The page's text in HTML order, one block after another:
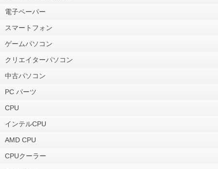
電子ペーパー
スマートフォン
ゲームパソコン
クリエイターパソコン
中古パソコン
PC パーツ
CPU
インテルCPU
AMD CPU
CPUクーラー